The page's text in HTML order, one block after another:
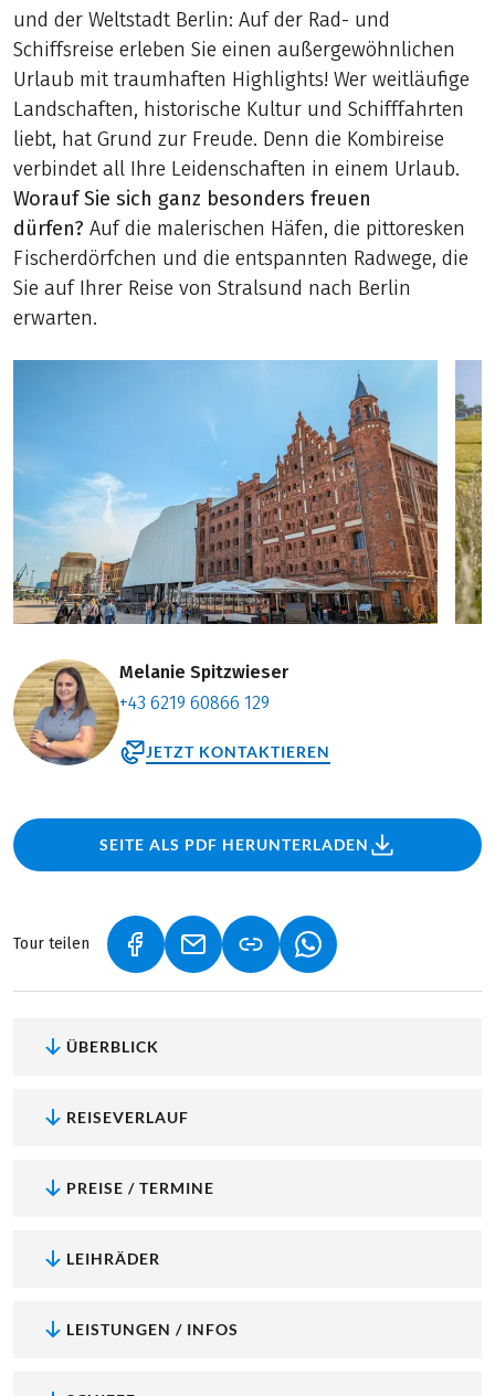
und der Weltstadt Berlin: Auf der Rad- und
Schiffsreise erleben Sie einen außergewöhnlichen
Urlaub mit traumhaften Highlights! Wer weitläufige
Landschaften, historische Kultur und Schifffahrten
liebt, hat Grund zur Freude. Denn die Kombireise
verbindet all Ihre Leidenschaften in einem Urlaub.
Worauf Sie sich ganz besonders freuen
dürfen? Auf die malerischen Häfen, die pittoresken
Fischerdörfchen und die entspannten Radwege, die
Sie auf Ihrer Reise von Stralsund nach Berlin
erwarten.
Melanie Spitzwieser
+43 6219 60866 129
JETZT KONTAKTIEREN
SEITE ALS PDF HERUNTERLADEN
Tour teilen (LINK ÖFFNET IN NEUEM TAB)
(LINK ÖFFNET IN NEUEM TAB)
(LINK ÖFFNET IN
ÜBERBLICK
REISEVERLAUF
PREISE / TERMINE
LEIHRÄDER
LEISTUNGEN / INFOS